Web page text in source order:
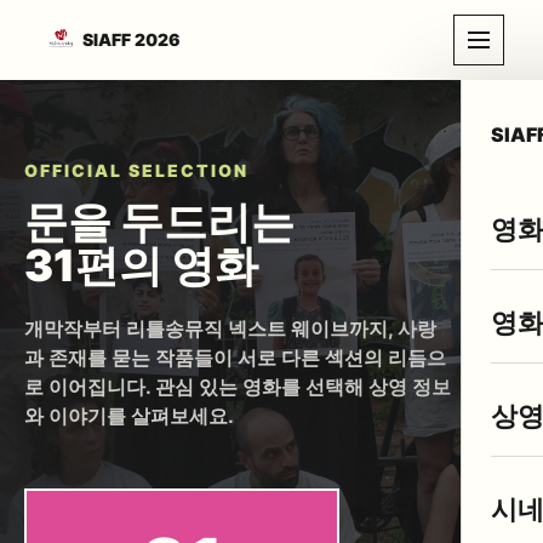
SIAFF 2026
영
영
상
시
OFFICIAL SELECTION
문을 두드리는
31편의 영화
개막작부터 리틀송뮤직 넥스트 웨이브까지, 사랑
과 존재를 묻는 작품들이 서로 다른 섹션의 리듬으
로 이어집니다. 관심 있는 영화를 선택해 상영 정보
와 이야기를 살펴보세요.